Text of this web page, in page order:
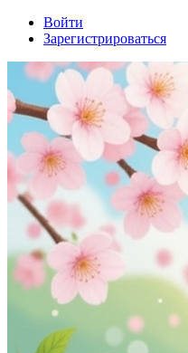
Войти
Зарегистрироваться